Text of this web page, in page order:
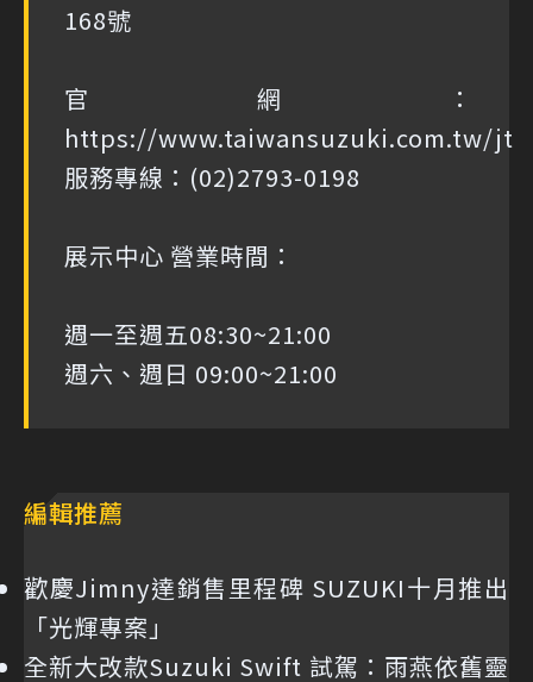
168號
官網：
https://www.taiwansuzuki.com.tw/jt
服務專線：(02)2793-0198
展示中心 營業時間：
週一至週五08:30~21:00
週六、週日 09:00~21:00
編輯推薦
歡慶Jimny達銷售里程碑 SUZUKI十月推出
「光輝專案」
全新大改款Suzuki Swift 試駕：雨燕依舊靈